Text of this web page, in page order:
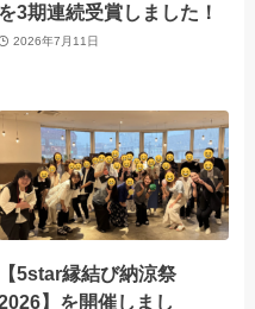
を3期連続受賞しました！
2026年7月11日
【5star縁結び納涼祭
】を開催しまし